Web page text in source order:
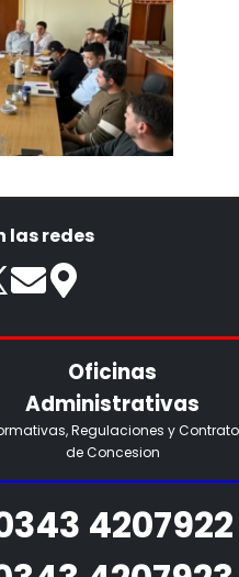
las redes
Oficinas
Administrativas
Regulaciones y Contrato
de Concesion
4207922